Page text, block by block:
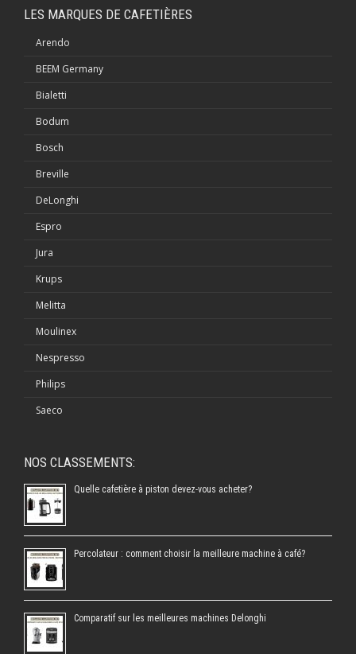
LES MARQUES DE CAFETIÈRES
Arendo
BEEM Germany
Bialetti
Bodum
Bosch
Breville
DeLonghi
Espro
Jura
Krups
Melitta
Moulinex
Nespresso
Philips
Saeco
NOS CLASSEMENTS:
Quelle cafetière à piston devez-vous acheter?
Percolateur : comment choisir la meilleure machine à café?
Comparatif sur les meilleures machines Delonghi